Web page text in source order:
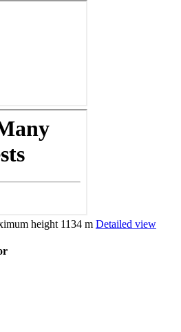
height 1134 m Detailed view